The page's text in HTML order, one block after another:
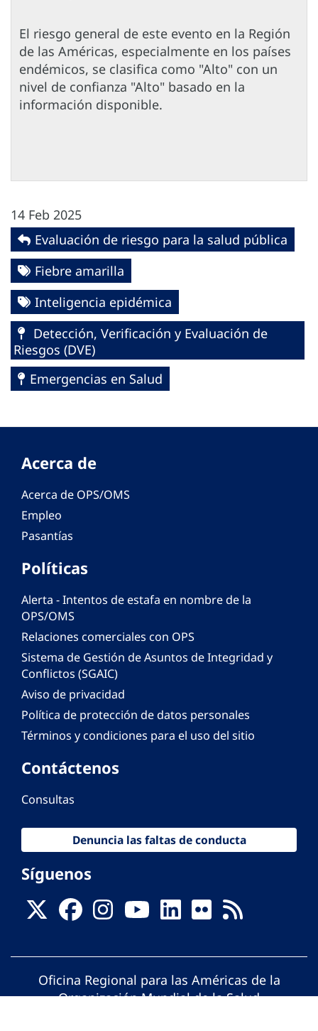
El riesgo general de este evento en la Región
de las Américas, especialmente en los países
endémicos, se clasifica como "Alto" con un
nivel de confianza "Alto" basado en la
información disponible.
14 Feb 2025
Evaluación de riesgo para la salud pública
Fiebre amarilla
Inteligencia epidémica
Detección, Verificación y Evaluación de
Riesgos (DVE)
Emergencias en Salud
Acerca de
Acerca de OPS/OMS
Empleo
Pasantías
Políticas
Alerta - Intentos de estafa en nombre de la
OPS/OMS
Relaciones comerciales con OPS
Sistema de Gestión de Asuntos de Integridad y
Conflictos (SGAIC)
Aviso de privacidad
Política de protección de datos personales
Términos y condiciones para el uso del sitio
Contáctenos
Consultas
Denuncia las faltas de conducta
Síguenos
Oficina Regional para las Américas de la
Organización Mundial de la Salud